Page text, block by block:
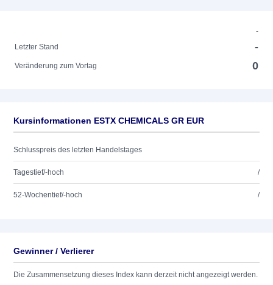
-
Letzter Stand
-
Veränderung zum Vortag 0
Kursinformationen ESTX CHEMICALS GR EUR
Schlusspreis des letzten Handelstages
Tagestief/-hoch /
52-Wochentief/-hoch /
Gewinner / Verlierer
Die Zusammensetzung dieses Index kann derzeit nicht angezeigt werden.